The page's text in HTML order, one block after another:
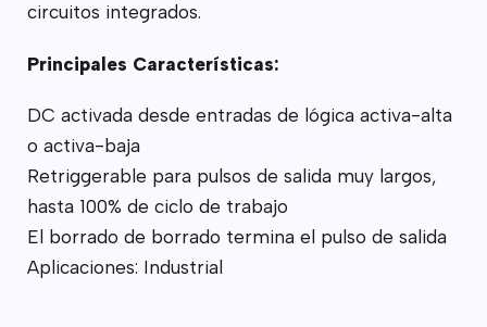
circuitos integrados.
Principales Características:
DC activada desde entradas de lógica activa-alta
o activa-baja
Retriggerable para pulsos de salida muy largos,
hasta 100% de ciclo de trabajo
El borrado de borrado termina el pulso de salida
Aplicaciones: Industrial